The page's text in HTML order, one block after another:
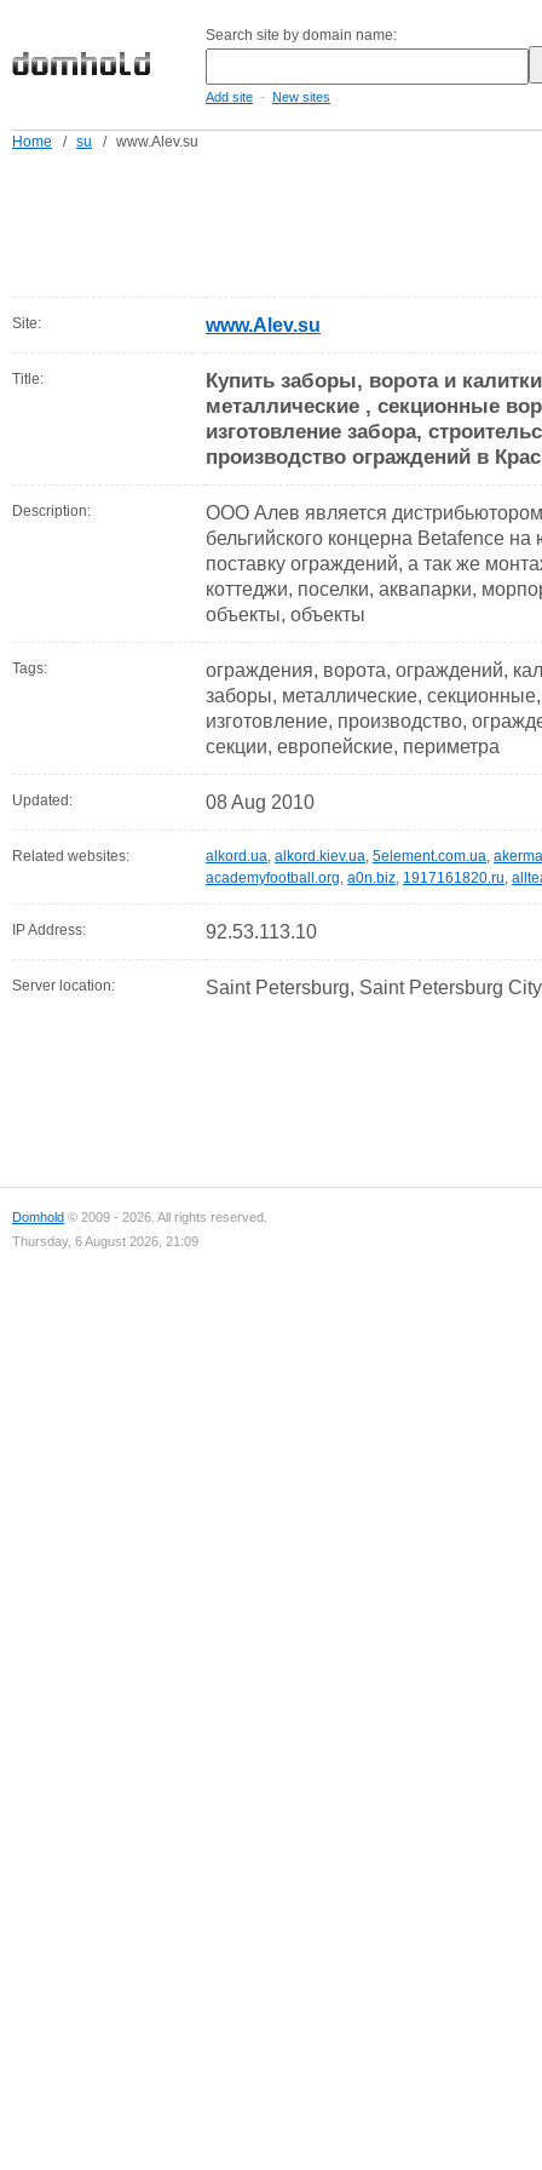
Search site by domain name:
Add site - New sites
Home / su / www.Alev.su
Site: www.Alev.su
Title:
Купить заборы, ворота и
металлические , секционные
изготовление забора,
производство ограждений в
Description:
ООО Алев является
бельгийского концерна Betafence
поставку ограждений, а так же
коттеджи, поселки, аквапарки,
объекты, объекты
Tags:
ограждения, ворота, ограждений,
заборы, металлические,
изготовление, производство,
секции, европейские, периметра
Updated: 08 Aug 2010
Related websites: alkord.ua, alkord.kiev.ua, 5element.com.ua,
academyfootball.org, a0n.biz, 1917161820.ru,
IP Address: 92.53.113.10
Server location: Saint Petersburg, Saint Petersburg
Domhold © 2009 - 2026. All rights reserved.
Thursday, 6 August 2026, 21:09